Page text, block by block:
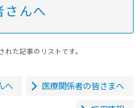
さんへ
れた記事のリストです。
へ
医療関係者の皆さまへ